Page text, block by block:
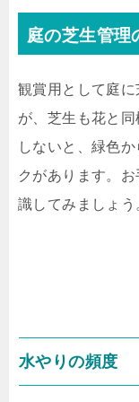
庭の芝生管理
観賞用として庭
が、芝生も花と
しないと、緑色
クがあります。
識してみましょう
水やりの頻度